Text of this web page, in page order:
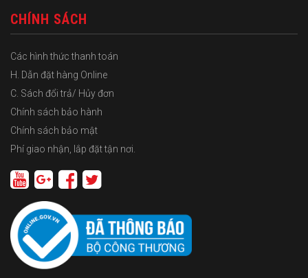
CHÍNH SÁCH
Các hình thức thanh toán
H. Dẫn đặt hàng Online
C. Sách đổi trả/ Hủy đơn
Chính sách bảo hành
Chính sách bảo mật
Phí giao nhận, lắp đặt tận nơi.